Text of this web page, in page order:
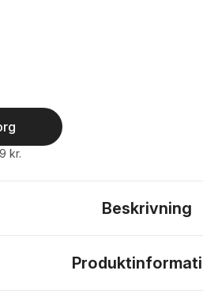
röster:
kr.
Beskrivning